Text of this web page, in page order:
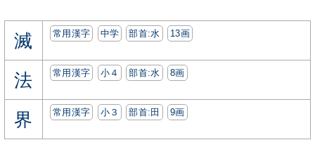
滅 常用漢字 中学 部首:⽔ 13画
法 常用漢字 小４ 部首:⽔ 8画
界 常用漢字 小３ 部首:⽥ 9画